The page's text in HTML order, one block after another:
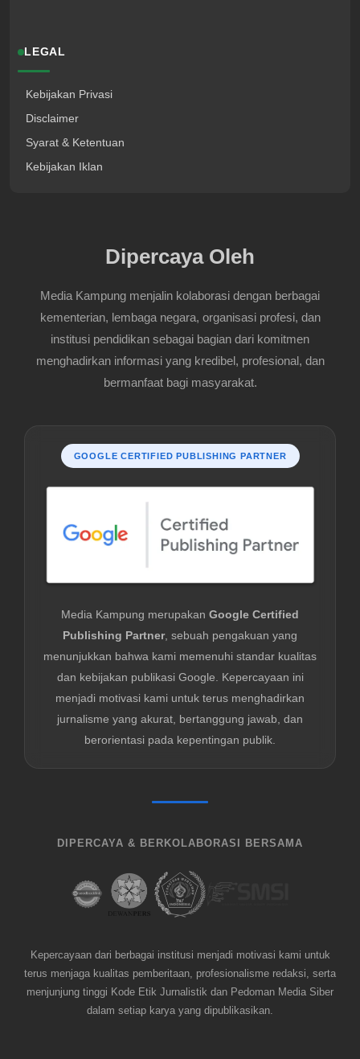
LEGAL
Kebijakan Privasi
Disclaimer
Syarat & Ketentuan
Kebijakan Iklan
Dipercaya Oleh
Media Kampung menjalin kolaborasi dengan berbagai
kementerian, lembaga negara, organisasi profesi, dan
institusi pendidikan sebagai bagian dari komitmen
menghadirkan informasi yang kredibel, profesional, dan
bermanfaat bagi masyarakat.
GOOGLE CERTIFIED PUBLISHING PARTNER
Media Kampung merupakan Google Certified
Publishing Partner, sebuah pengakuan yang
menunjukkan bahwa kami memenuhi standar kualitas
dan kebijakan publikasi Google. Kepercayaan ini
menjadi motivasi kami untuk terus menghadirkan
jurnalisme yang akurat, bertanggung jawab, dan
berorientasi pada kepentingan publik.
DIPERCAYA & BERKOLABORASI BERSAMA
Kepercayaan dari berbagai institusi menjadi motivasi kami untuk
terus menjaga kualitas pemberitaan, profesionalisme redaksi, serta
menjunjung tinggi Kode Etik Jurnalistik dan Pedoman Media Siber
dalam setiap karya yang dipublikasikan.